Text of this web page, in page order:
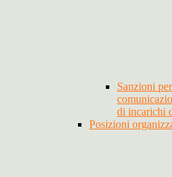
Sanzioni
di incarichi
Posizioni